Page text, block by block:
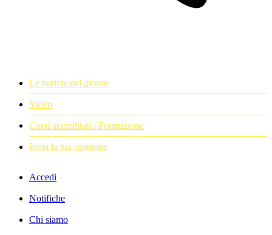
Le notizie del giorno
Video
Corsi accreditati / Formazione
Invia la tua opinione
Accedi
Notifiche
Chi siamo